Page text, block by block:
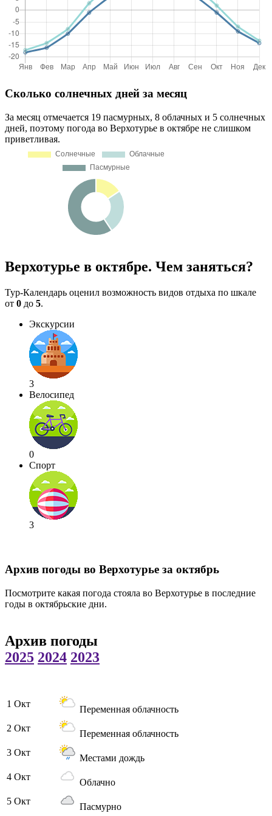
Сколько солнечных дней за месяц
За месяц отмечается 19 пасмурных, 8 облачных и 5 солнечных
дней, поэтому погода во Верхотурье в октябре не слишком
приветливая.
Верхотурье в октябре. Чем заняться?
Тур-Календарь оценил возможность видов отдыха по шкале
от 0 до 5.
Экскурсии
3
Велосипед
0
Спорт
3
Архив погоды во Верхотурье за октябрь
Посмотрите какая погода стояла во Верхотурье в последние
годы в октябрьские дни.
Архив погоды
2025 2024 2023
1 Окт
Переменная облачность
2 Окт
Переменная облачность
3 Окт
Местами дождь
4 Окт
Облачно
5 Окт
Пасмурно